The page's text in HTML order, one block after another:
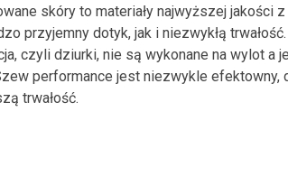
skóry to materiały najwyższej jakości
przyjemny dotyk, jak i niezwykłą
czyli dziurki, nie są wykonane na wylot a
performance jest niezwykle
trwałość.